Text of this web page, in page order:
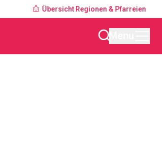
Übersicht Regionen & Pfarreien